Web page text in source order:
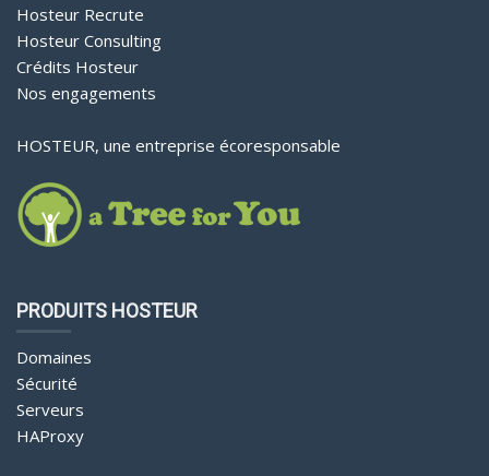
Hosteur Recrute
Hosteur Consulting
Crédits Hosteur
Nos engagements
HOSTEUR, une entreprise écoresponsable
PRODUITS HOSTEUR
Domaines
Sécurité
Serveurs
HAProxy